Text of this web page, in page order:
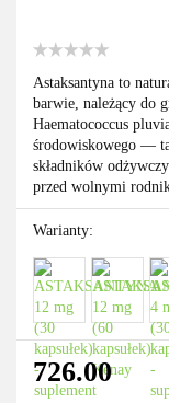
Astaksantyna to
barwie, należący do
Haematococcus
środowiskowego —
składników
przed wolnymi
Warianty:
726.00